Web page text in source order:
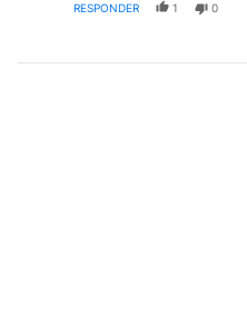
que sea menester.
RESPONDER 1 0